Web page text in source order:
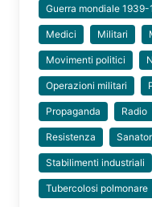
Guerra mondiale 1939-
Medici Militari
Movimenti politici
Operazioni militari
Propaganda Radio
Resistenza
Stabilimenti industriali
Tubercolosi polmonare